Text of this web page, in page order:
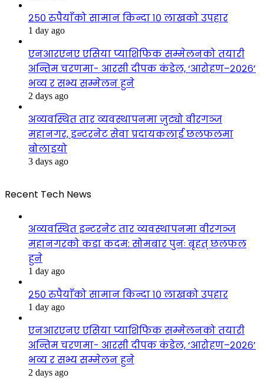
२५० रुपैयाँको सामान किन्दा १० लाखको उपहार
1 day ago
एनआरएनए एसिया प्याशिफिक सम्मेलनको तयारी
अन्तिम चरणमा- आरसी दीपक कंडेल, ‘आरोहण–२०२६’
भव्य र सभ्य सम्मेलन हुने
2 days ago
अव्यवस्थित तार व्यवस्थापनमा जुट्यो वीरगञ्ज
महानगर, इन्टरनेट सेवा प्रदायकलाई छलफलमा
बोलाइयो
3 days ago
Recent Tech News
अव्यवस्थित इन्टरनेट तार व्यवस्थापनमा वीरगञ्ज
महानगरको कडा कदम: सोमबार पुनः बृहत् छलफल
हुने
1 day ago
२५० रुपैयाँको सामान किन्दा १० लाखको उपहार
1 day ago
एनआरएनए एसिया प्याशिफिक सम्मेलनको तयारी
अन्तिम चरणमा- आरसी दीपक कंडेल, ‘आरोहण–२०२६’
भव्य र सभ्य सम्मेलन हुने
2 days ago